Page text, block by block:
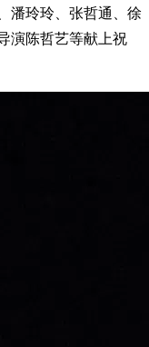
潘玲玲、张哲通、徐
演陈哲艺等献上祝